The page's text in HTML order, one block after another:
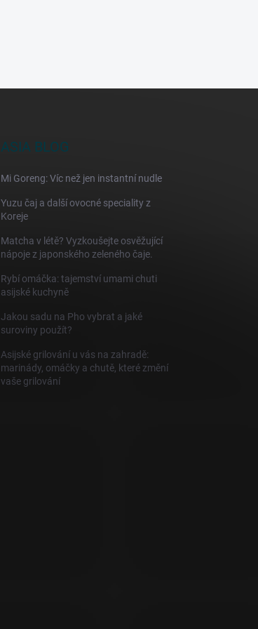
ASIA BLOG
Mi Goreng: Víc než jen instantní nudle
Yuzu čaj a další ovocné speciality z
Koreje
Matcha v létě? Vyzkoušejte osvěžující
nápoje z japonského zeleného čaje.
Rybí omáčka: tajemství umami chuti
asijské kuchyně
Jakou sadu na Pho vybrat a jaké
suroviny použít?
Asijské grilování u vás na zahradě:
marinády, omáčky a chutě, které změní
vaše grilování